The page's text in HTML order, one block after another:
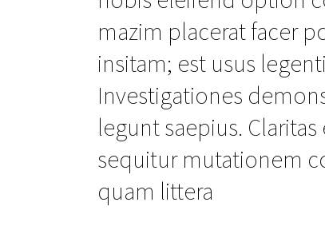
mazim placerat facer
insitam; est usus
Investigationes
legunt saepius.
sequitur mutationem
quam littera